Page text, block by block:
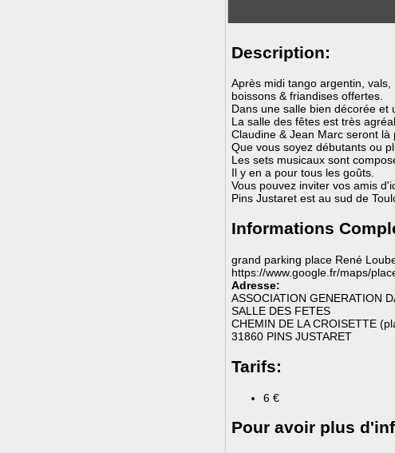
Description:
Après midi tango argentin,
boissons & friandises offertes.
Dans une salle bien décorée et
La salle des fêtes est très
Claudine & Jean Marc seront
Que vous soyez débutants ou
Les sets musicaux sont
Il y en a pour tous les goûts.
Vous pouvez inviter vos amis
Pins Justaret est au sud de
Informations
grand parking place René
https://www.google.fr/maps/
Adresse:
ASSOCIATION GENERATION
SALLE DES FETES
CHEMIN DE LA CROISETTE
31860 PINS JUSTARET
Tarifs:
6 €
Pour avoir plus